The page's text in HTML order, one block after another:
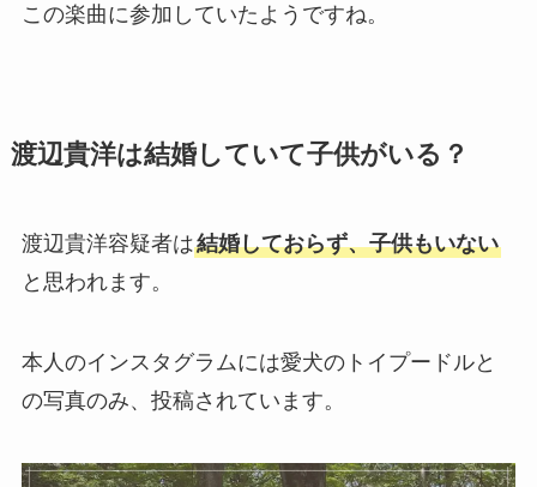
この楽曲に参加していたようですね。
渡辺貴洋は結婚していて子供がいる？
渡辺貴洋容疑者は結婚しておらず、子供もいない
と思われます。
本人のインスタグラムには愛犬のトイプードルと
の写真のみ、投稿されています。